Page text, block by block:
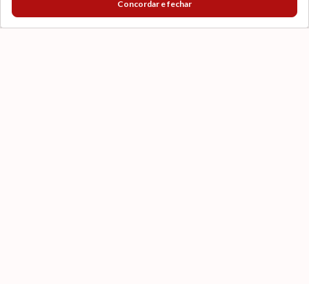
Formas de Pagamento